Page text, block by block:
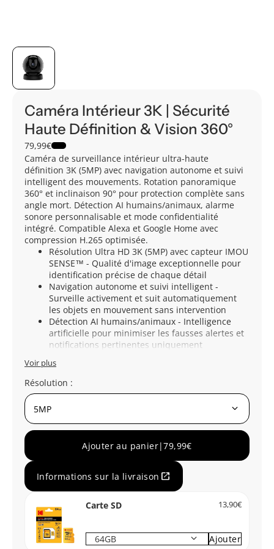
Caméra Intérieur 3K | Sécurité
Haute Définition & Vision 360°
79,99€
Caméra de surveillance intérieur ultra-haute
définition 3K (5MP) avec navigation autonome et suivi
intelligent des mouvements. Rotation panoramique
360° et inclinaison 90° pour protection complète sans
angle mort. Détection AI humains/animaux, alarme
sonore personnalisable et mode confidentialité
intégré. Compatible Alexa et Google Home avec
compression H.265 optimisée.
Résolution Ultra HD 3K (5MP) avec capteur IMOU
SENSE™ - Qualité d'image exceptionnelle pour
identification précise de chaque détail
Navigation autonome et suivi intelligent -
Surveille activement et suit automatiquement
les objets en mouvement sans intervention
Détection AI humains/animaux - Intelligence
artificielle pour minimiser les fausses alertes et
notifications pertinentes uniquement
Voir plus
Résolution :
keyboard_arrow_down
Ajouter au panier|79,99€
Informations sur la livraison open_in_new
Carte SD 13,90€
keyboard_arrow_down Ajouter